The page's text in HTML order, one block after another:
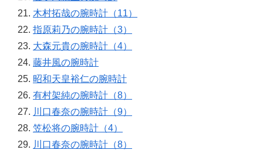
木村拓哉の腕時計（11）
指原莉乃の腕時計（3）
大森元貴の腕時計（4）
藤井風の腕時計
昭和天皇裕仁の腕時計
有村架純の腕時計（8）
川口春奈の腕時計（9）
笠松将の腕時計（4）
川口春奈の腕時計（8）